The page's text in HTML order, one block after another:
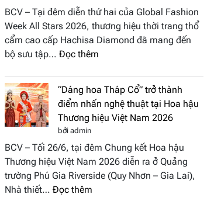
“ghế
nóng”
Hoa
hậu
nhân
Hương
sắc
Nam
2026
BCV – Tại đêm diễn thứ hai của Global Fashion
Week All Stars 2026, thương hiệu thời trang thổ
cẩm cao cấp Hachisa Diamond đã mang đến
bộ sưu tập… Đọc thêm
đưa
hồn
Việt
“Đông
Phương
Hội
“Dáng hoa Tháp Cổ” trở thành
điểm nhấn nghệ thuật tại Hoa hậu
Thương hiệu Việt Nam 2026
bởi admin
BCV – Tối 26/6, tại đêm Chung kết Hoa hậu
Thương hiệu Việt Nam 2026 diễn ra ở Quảng
trường Phú Gia Riverside (Quy Nhơn – Gia Lai),
Nhà thiết… Đọc thêm